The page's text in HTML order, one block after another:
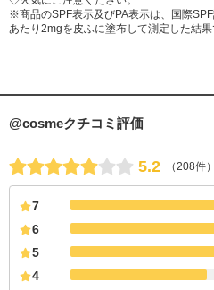
※商品のSPF表示及びPA表示は、国際
あたり2mgを皮ふに塗布して測定した結果
@cosmeクチコミ評価
5.2 （208件）
7
6
5
4